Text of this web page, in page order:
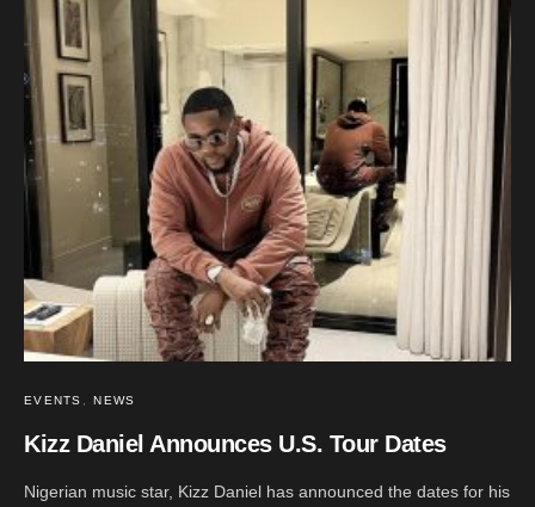
EVENTS NEWS
Kizz Daniel Announces U.S. Tour Dates
Nigerian music star, Kizz Daniel has announced the dates for his